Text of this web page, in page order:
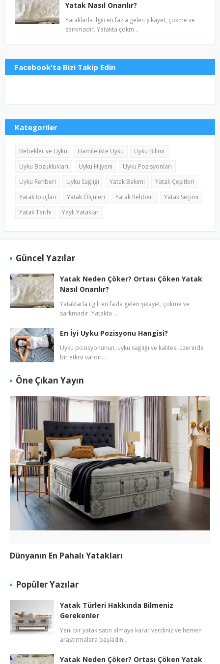
Yatak Nasıl Onarılır?
Yataklarla ilgili en fazla gelen şikayet, çökme ve
sarkmadır. Yatakta çökm…
Facebook'ta Bizi Takip Edin
Kategoriler
Bebekler ve Uyku Hamilelikte Uyku
Uyku Bilimi
Uyku Bozuklukları
Uyku Hijyeni
Uyku Pozisyonları
Uyku Rehberi
Uyku Sağlığı Yatak Bakımı
Yatak Çeşitleri
Yatak İpuçları
Yatak Ölçüleri Yatak Rehberi
Yatak Seçimi
Yatak Tarihi
Yaylı Yataklar
Güncel Yazılar
Yatak Neden Çöker? Ortası Çöken Yatak
Nasıl Onarılır?
Yataklarla ilgili en fazla gelen şikayet, çökme ve
sarkmadır. Yatakta …
En İyi Uyku Pozisyonu Hangisi?
Uyku pozisyonunun, uyku sağlığı ve kalitesi üzerinde
bir etkisi vardır…
Öne Çıkan Yayın
Dünyanın En Pahalı Yatakları
Popüler Yazılar
Yatak Türleri Hakkında Bilmeniz
Gerekenler
Yeni bir yatak satın almaya karar verdiniz ve hemen
araştırmalara başladın…
Yatak Neden Çöker? Ortası Çöken Yatak